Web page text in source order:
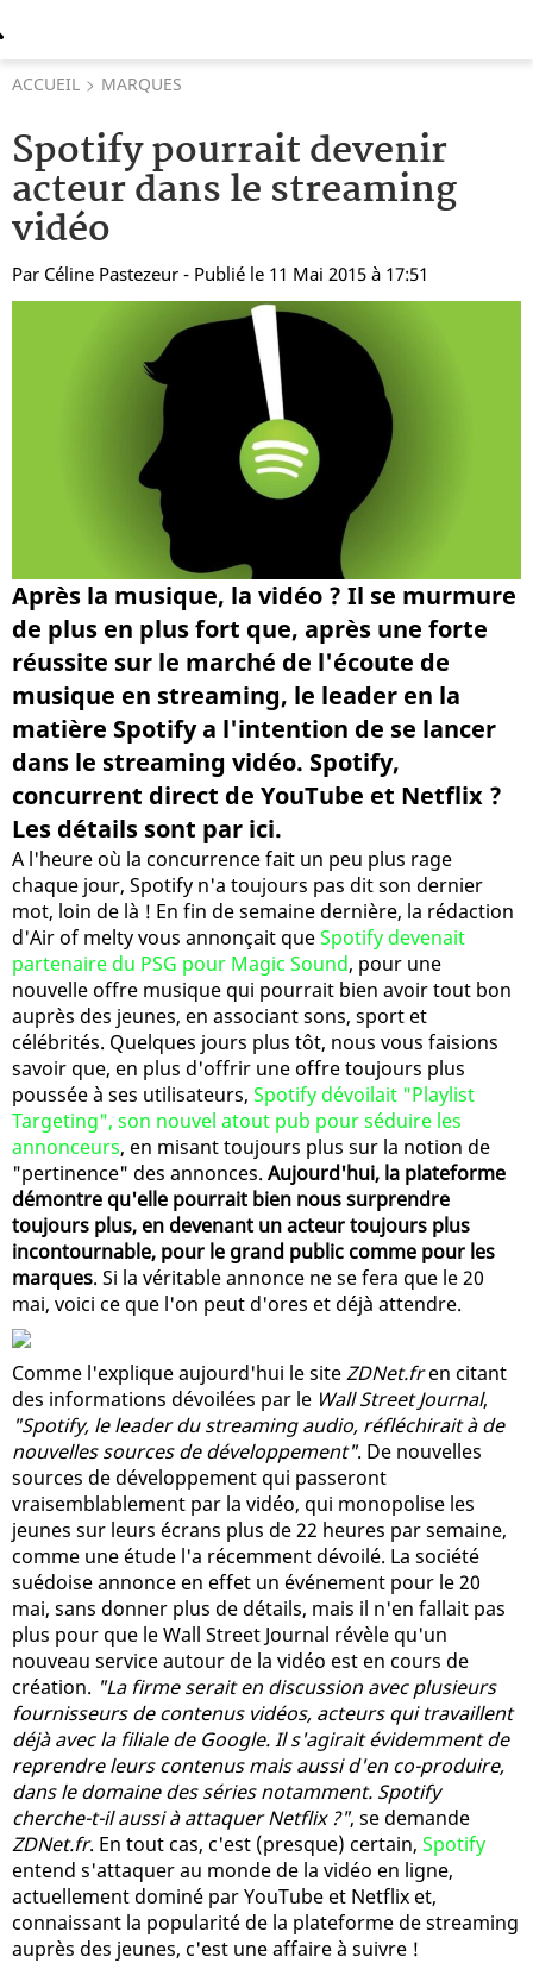
ACCUEIL MARQUES
Spotify pourrait devenir
acteur dans le streaming
vidéo
Par Céline Pastezeur - Publié le 11 Mai 2015 à 17:51
Après la musique, la vidéo ? Il se murmure
de plus en plus fort que, après une forte
réussite sur le marché de l'écoute de
musique en streaming, le leader en la
matière Spotify a l'intention de se lancer
dans le streaming vidéo. Spotify,
concurrent direct de YouTube et Netflix ?
Les détails sont par ici.
A l'heure où la concurrence fait un peu plus rage
chaque jour, Spotify n'a toujours pas dit son dernier
mot, loin de là ! En fin de semaine dernière, la rédaction
d'Air of melty vous annonçait queSpotify devenait
partenaire du PSG pour Magic Sound, pour une
nouvelle offre musique qui pourrait bien avoir tout bon
auprès des jeunes, en associant sons, sport et
célébrités. Quelques jours plus tôt, nous vous faisions
savoir que, en plus d'offrir une offre toujours plus
poussée à ses utilisateurs, Spotify dévoilait "Playlist
Targeting", son nouvel atout pub pour séduire les
annonceurs, en misant toujours plus sur la notion de
"pertinence" des annonces. Aujourd'hui, la plateforme
démontre qu'elle pourrait bien nous surprendre
toujours plus, en devenant un acteur toujours plus
incontournable, pour le grand public comme pour les
marques. Si la véritable annonce ne se fera que le 20
mai, voici ce que l'on peut d'ores et déjà attendre.
Comme l'explique aujourd'hui le siteZDNet.fren citant
des informations dévoilées par le Wall Street Journal,
"Spotify, le leader du streaming audio, réfléchirait à de
nouvelles sources de développement". De nouvelles
sources de développement qui passeront
vraisemblablement par la vidéo, qui monopolise les
jeunes sur leurs écrans plus de 22 heures par semaine,
comme une étude l'a récemment dévoilé. La société
suédoise annonce en effet un événement pour le 20
mai, sans donner plus de détails, mais il n'en fallait pas
plus pour que le Wall Street Journal révèle qu'un
nouveau service autour de la vidéo est en cours de
création. "La firme serait en discussion avec plusieurs
fournisseurs de contenus vidéos, acteurs qui travaillent
déjà avec la filiale de Google. Il s'agirait évidemment de
reprendre leurs contenus mais aussi d'en co-produire,
dans le domaine des séries notamment. Spotify
cherche-t-il aussi à attaquer Netflix ?", se demande
ZDNet.fr. En tout cas, c'est (presque) certain, Spotify
entend s'attaquer au monde de la vidéo en ligne,
actuellement dominé par YouTube et Netflix et,
connaissant la popularité de la plateforme de streaming
auprès des jeunes, c'est une affaire à suivre !